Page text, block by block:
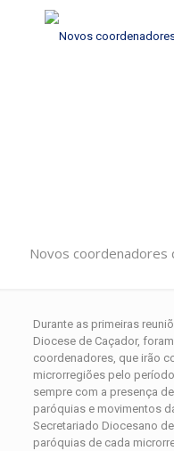
Novos coordenadores
Durante as primeiras
Diocese de Caçador,
coordenadores, que irão
microrregiões pelo
sempre com a presença
paróquias e movimentos
Secretariado Diocesano
paróquias de cada